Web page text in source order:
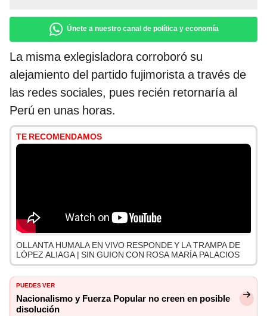
Únete a nuestro canal de política y economía
La misma exlegisladora corroboró su
alejamiento del partido fujimorista a través de
las redes sociales, pues recién retornaría al
Perú en unas horas.
TE RECOMENDAMOS
OLLANTA HUMALA EN VIVO RESPONDE Y LA TRAMPA DE
LÓPEZ ALIAGA | SIN GUION CON ROSA MARÍA PALACIOS
PUEDES VER
Nacionalismo y Fuerza Popular no creen en posible
disolución